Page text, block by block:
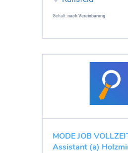
Gehalt: nach Vereinbarung
MODE JOB
Assistant (a)